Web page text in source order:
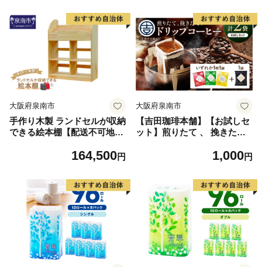
大阪府泉南市
手作り木製 ランドセルが収納
できる絵本棚【配送不可地
164,500円
大阪府泉南市
【吉田珈琲本舗】【お試しセ
ット】煎りたて 、 挽きたて !
1,000円